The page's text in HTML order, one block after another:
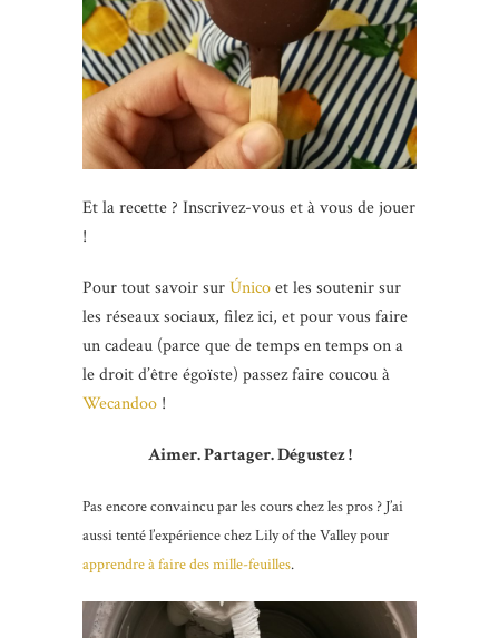
Et la recette ? Inscrivez-vous et à vous de jouer
!
Pour tout savoir surÚnicoet les soutenir sur
les réseaux sociaux, filez ici, et pour vous faire
un cadeau (parce que de temps en temps on a
le droit d’être égoïste) passez faire coucou à
Wecandoo !
Aimer. Partager. Dégustez !
Pas encore convaincu par les cours chez les pros ? J’ai
aussi tenté l’expérience chez Lily of the Valley pour
apprendre à faire des mille-feuilles.